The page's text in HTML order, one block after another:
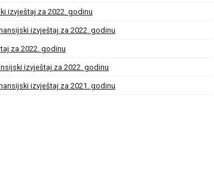
izvještaj za 2022. godinu
izvještaj za 2022. godinu
za 2022. godinu
izvještaj za 2022. godinu
izvještaj za 2021. godinu